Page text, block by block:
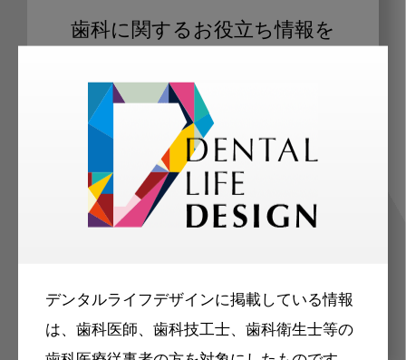
デンタルライフデザインに掲載している情報
は、歯科医師、歯科技工士、歯科衛生士等の
歯科に関するお役立ち情報を
ご登録いただいた職種（歯科医師、歯
科衛生士、歯科技工士）に合わせた内
容のメールマガジンをお届けします。